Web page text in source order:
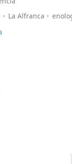
La Alfranca